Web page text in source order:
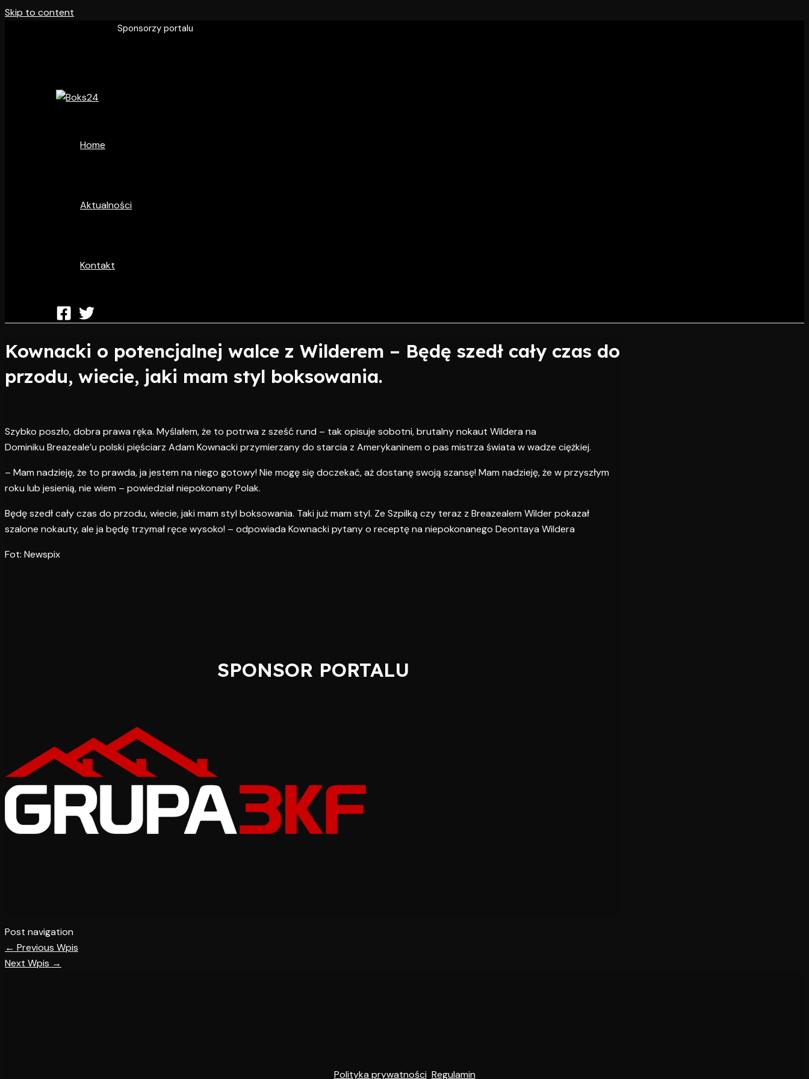
Skip to content
Sponsorzy portalu
Home
Aktualności
Kontakt
Kownacki o potencjalnej walce z Wilderem – Będę szedł cały czas do
przodu, wiecie, jaki mam styl boksowania.
Szybko poszło, dobra prawa ręka. Myślałem, że to potrwa z sześć rund – tak opisuje sobotni, brutalny nokaut Wildera na
Dominiku Breazeale’u polski pięściarz Adam Kownacki przymierzany do starcia z Amerykaninem o pas mistrza świata w wadze ciężkiej.
– Mam nadzieję, że to prawda, ja jestem na niego gotowy! Nie mogę się doczekać, aż dostanę swoją szansę! Mam nadzieję, że w przyszłym
roku lub jesienią, nie wiem – powiedział niepokonany Polak.
Będę szedł cały czas do przodu, wiecie, jaki mam styl boksowania. Taki już mam styl. Ze Szpilką czy teraz z Breazealem Wilder pokazał
szalone nokauty, ale ja będę trzymał ręce wysoko! – odpowiada Kownacki pytany o receptę na niepokonanego Deontaya Wildera
Fot: Newspix
SPONSOR PORTALU
Post navigation
← Previous Wpis
Next Wpis →
Polityka prywatności Regulamin